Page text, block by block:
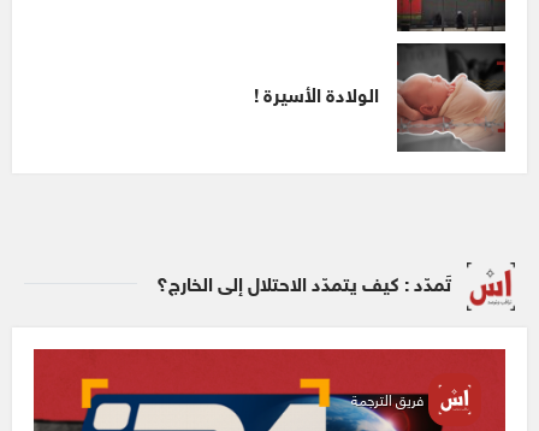
الولادة الأسيرة !
تَمدّد : كيف يتمدّد الاحتلال إلى الخارج؟
فريق الترجمة